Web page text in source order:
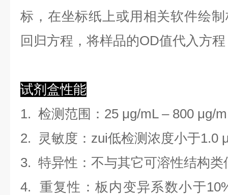
标，在坐标纸上或用相关软件绘制
回归方程 ， 将样品的OD值代入方
试剂盒性能
1. 检测范围 ： 25 μg/mL –800 μg/
2. 灵敏度：zui低检测浓度小于1.0
3. 特异性：不与其它可溶性结构类
4. 重复性：板内变异系数小于10